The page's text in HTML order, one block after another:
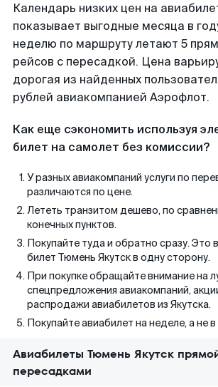
Календарь низких цен на
показывает выгодные месяца в
неделю по маршруту летают 5
рейсов с пересадкой. Цена
дорогая из найденных
рублей авиакомпанией Аэрофлот.
Как еще сэкономить используя
билет на самолет без комиссии?
У разных авиакомпаний услуги по
различаются по цене.
Лететь транзитом дешево, по
конечных пунктов.
Покупайте туда и обратно сразу. Это
билет Тюмень Якутск в одну сторону.
При покупке обращайте внимание на
спецпредложения авиакомпаний,
распродажи авиабилетов из Якутска.
Покупайте авиабилет на неделе, а не
Авиабилеты Тюмень Якутск
пересадками